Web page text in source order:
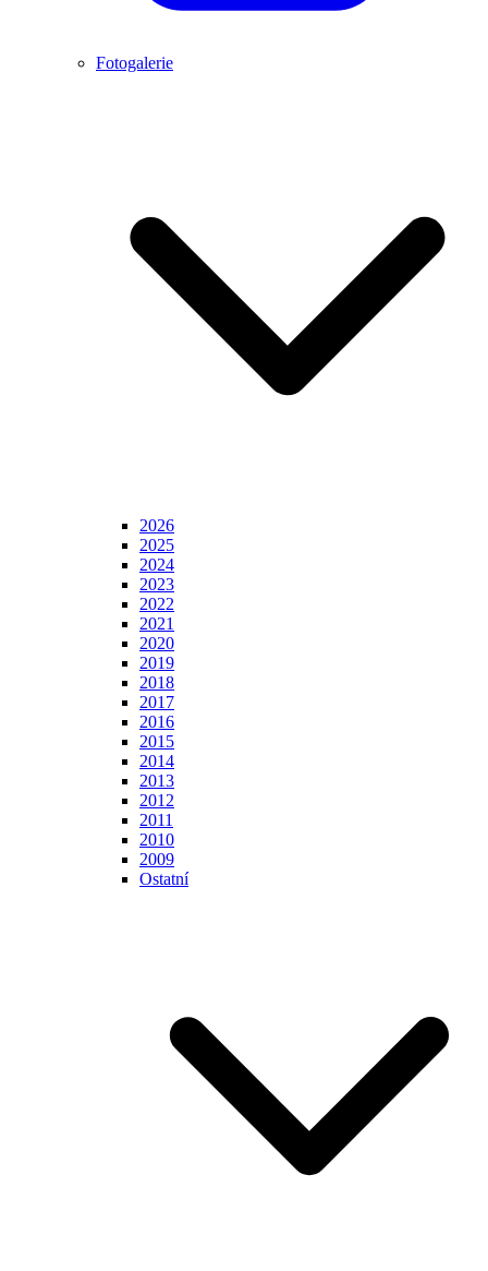
Fotogalerie
2026
2025
2024
2023
2022
2021
2020
2019
2018
2017
2016
2015
2014
2013
2012
2011
2010
2009
Ostatní